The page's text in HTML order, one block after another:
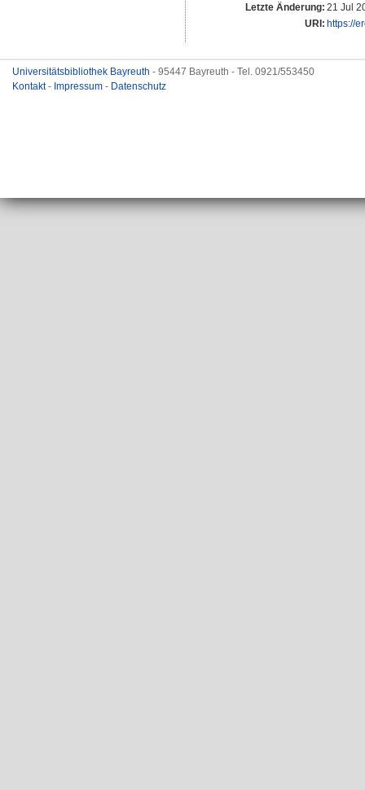
Letzte Änderung: 21 Jul
URI: https://
Universitätsbibliothek Bayreuth - 95447 Bayreuth - Tel. 0921/553450
Kontakt- Impressum - Datenschutz